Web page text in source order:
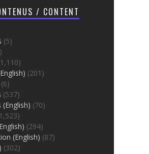
/ CONTENT
(5)
(201)
(6)
(537)
(English) (70)
(294)
(English) (87)
(302)